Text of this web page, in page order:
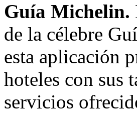
Guía Michelin.
de la célebre
esta aplicación
hoteles con sus
servicios